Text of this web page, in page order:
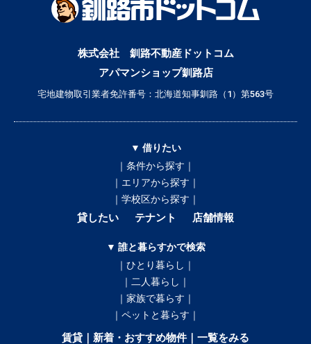
株式会社 釧路不動産ドットコム
アパマンショップ釧路店
宅地建物取引業者免許番号：北海道知事釧路（1）第563号
▼ 借りたい
｜条件から探す｜
｜エリアから探す｜
｜学校区から探す｜
貸したい テナント 店舗情報
▼ 誰と暮らすかで検索
｜ひとり暮らし｜
｜二人暮らし｜
｜家族で暮らす｜
｜ペットと暮らす｜
賃貸｜新着・おすすめ物件｜一覧をみる